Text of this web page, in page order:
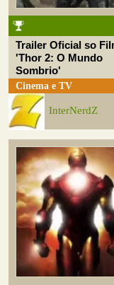
Trailer Oficial so
'Thor 2: O Mundo
Sombrio'
Cinema e TV
InterNerdZ